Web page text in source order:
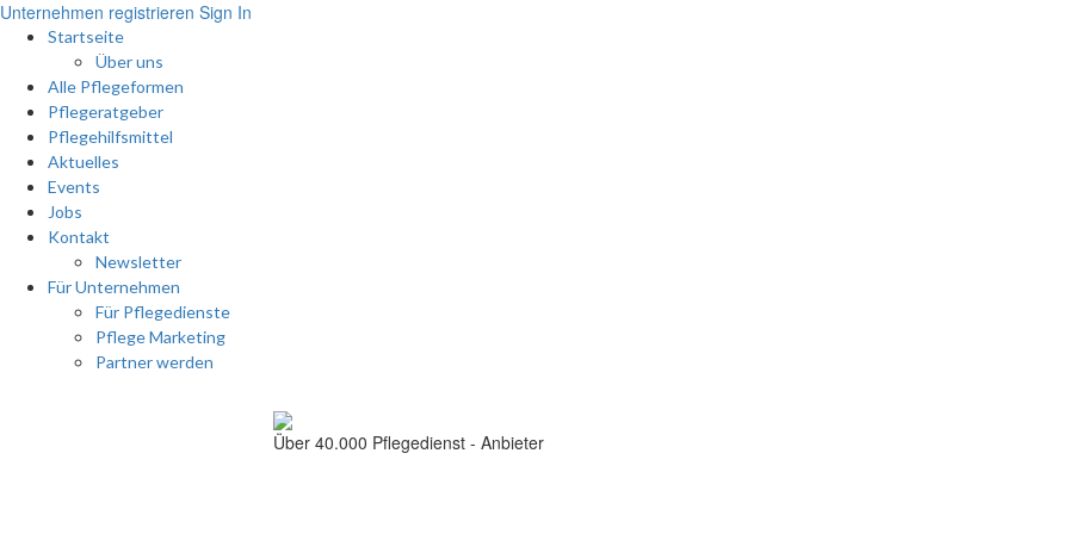
Unternehmen registrieren Sign In
Startseite
Über uns
Alle Pflegeformen
Pflegeratgeber
Pflegehilfsmittel
Aktuelles
Events
Jobs
Kontakt
Newsletter
Für Unternehmen
Für Pflegedienste
Pflege Marketing
Partner werden
Über 40.000 Pflegedienst - Anbieter